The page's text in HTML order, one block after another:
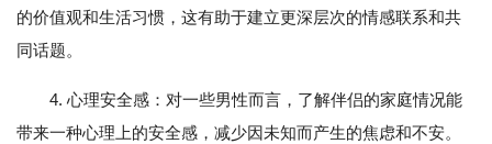
的价值观和生活习惯，这有助于建立更深层次的情感联系和共
同话题。
4. 心理安全感：对一些男性而言，了解伴侣的家庭情况能
带来一种心理上的安全感，减少因未知而产生的焦虑和不安。